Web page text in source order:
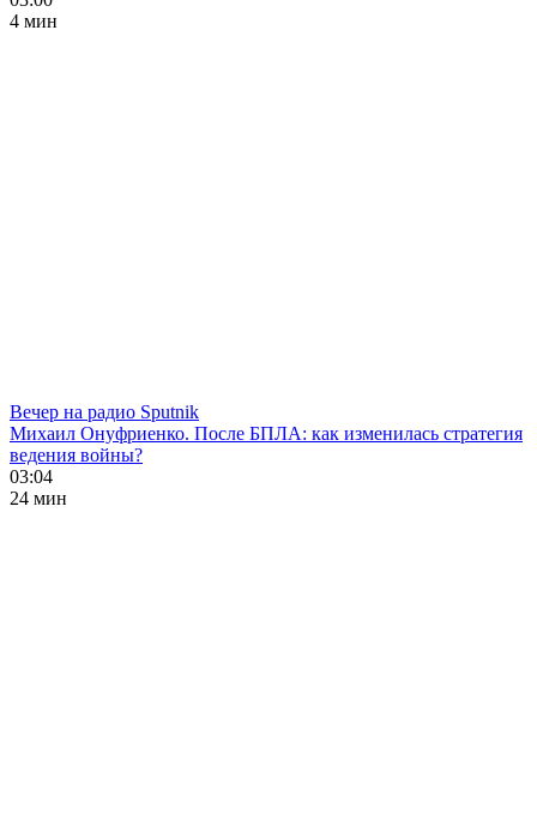
4 мин
Вечер на радио Sputnik
Михаил Онуфриенко. После БПЛА: как изменилась стратегия
ведения войны?
03:04
24 мин